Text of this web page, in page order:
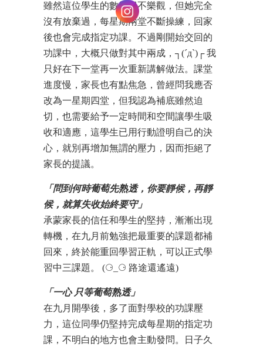
雖然這位學生的數學很不樂觀，但她完全
沒有放棄過，每星期兩堂不斷操練，回家
後也會完成指定功課。不過剛開始交回的
功課中，大概只做對其中兩成，┐(´д`)┌ 我
只好在下一堂再一次重新講解做法。課堂
進度慢，家長也有點焦急，曾經問我應否
改為一星期四堂，但我認為補底雖然迫
切，也需要給予一定時間和空間讓學生吸
收和適應，這學生已用行動證明自己的決
心，就別再增加無謂的壓力，因而拒絕了
家長的提議。
「問到何時葡萄先熟透，你要靜候，再靜
候，就算失收始終要守」
承蒙家長的信任和學生的堅持，漸漸出現
轉機，在九月前勉強把最重要的課題都補
回來，終於能重回學習正軌，可以正式學
習中三課題。 (⚆_⚆ 路途還遙遠)
「一心 只等葡萄熟透」
在九月開學後，多了面對學校的功課壓
力，這位同學仍堅持完成每星期的指定功
課，不明白的地方也會主動發問。日子久